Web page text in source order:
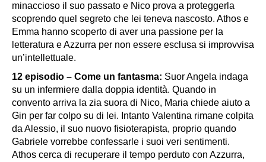
minaccioso il suo passato e Nico prova a proteggerla
scoprendo quel segreto che lei teneva nascosto. Athos e
Emma hanno scoperto di aver una passione per la
letteratura e Azzurra per non essere esclusa si improvvisa
un’intellettuale.
12 episodio – Come un fantasma: Suor Angela indaga
su un infermiere dalla doppia identità. Quando in
convento arriva la zia suora di Nico, Maria chiede aiuto a
Gin per far colpo su di lei. Intanto Valentina rimane colpita
da Alessio, il suo nuovo fisioterapista, proprio quando
Gabriele vorrebbe confessarle i suoi veri sentimenti.
Athos cerca di recuperare il tempo perduto con Azzurra,